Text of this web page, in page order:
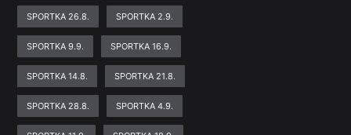
SPORTKA 26.8. SPORTKA 2.9.
SPORTKA 9.9. SPORTKA 16.9.
SPORTKA 14.8. SPORTKA 21.8.
SPORTKA 28.8. SPORTKA 4.9.